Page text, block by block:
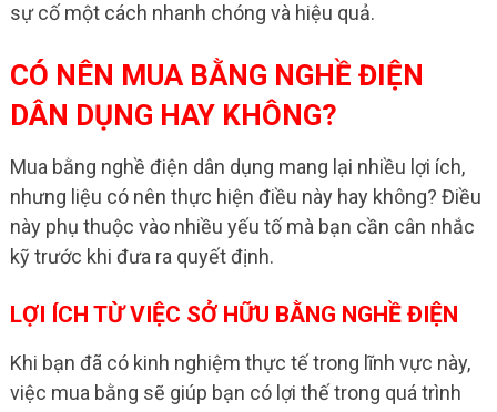
sự cố một cách nhanh chóng và hiệu quả.
CÓ NÊN MUA BẰNG NGHỀ ĐIỆN
DÂN DỤNG HAY KHÔNG?
Mua bằng nghề điện dân dụng mang lại nhiều lợi ích,
nhưng liệu có nên thực hiện điều này hay không? Điều
này phụ thuộc vào nhiều yếu tố mà bạn cần cân nhắc
kỹ trước khi đưa ra quyết định.
LỢI ÍCH TỪ VIỆC SỞ HỮU BẰNG NGHỀ ĐIỆN
Khi bạn đã có kinh nghiệm thực tế trong lĩnh vực này,
việc mua bằng sẽ giúp bạn có lợi thế trong quá trình